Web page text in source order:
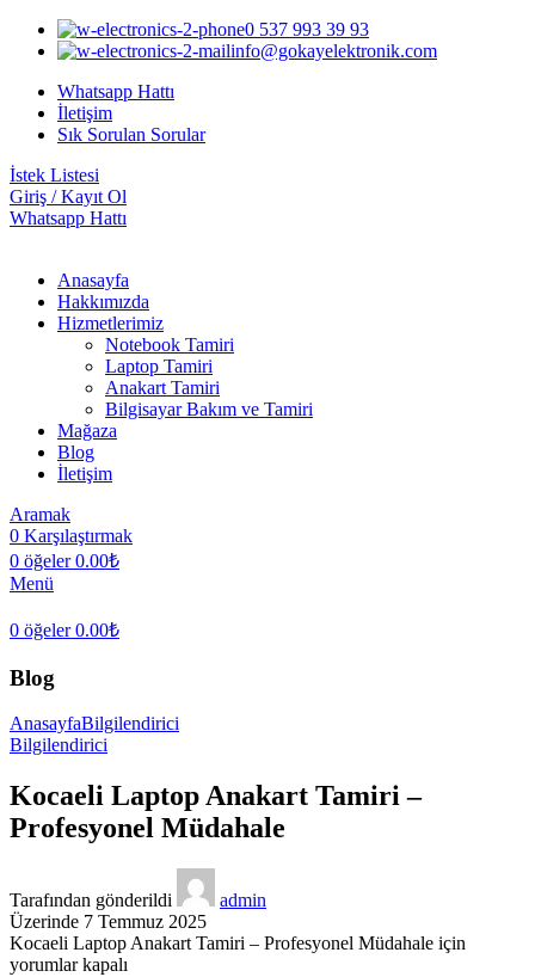
0 537 993 39 93
info@gokayelektronik.com
Whatsapp Hattı
İletişim
Sık Sorulan Sorular
İstek Listesi
Giriş / Kayıt Ol
Whatsapp Hattı
Anasayfa
Hakkımızda
Hizmetlerimiz
Notebook Tamiri
Laptop Tamiri
Anakart Tamiri
Bilgisayar Bakım ve Tamiri
Mağaza
Blog
İletişim
Aramak
0 Karşılaştırmak
0 öğeler 0.00₺
Menü
0 öğeler 0.00₺
Blog
AnasayfaBilgilendirici
Bilgilendirici
Kocaeli Laptop Anakart Tamiri –
Profesyonel Müdahale
Tarafından gönderildi
admin
Üzerinde 7 Temmuz 2025
Kocaeli Laptop Anakart Tamiri – Profesyonel Müdahale için
yorumlar kapalı